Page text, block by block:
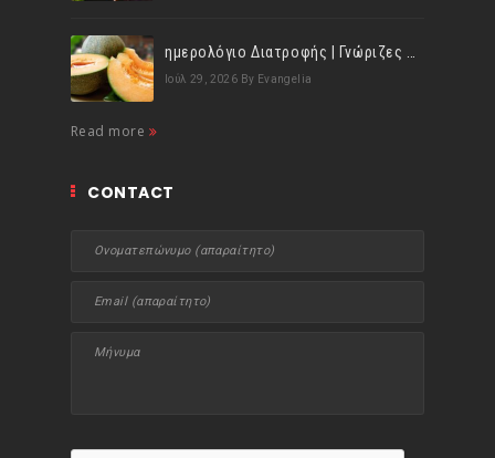
ημερολόγιο Διατροφής | Γνώριζες ότι, το πεπόνι περιέχει πολλές βιταμίνες;
Ιούλ 29, 2026 By Evangelia
Read more
CONTACT